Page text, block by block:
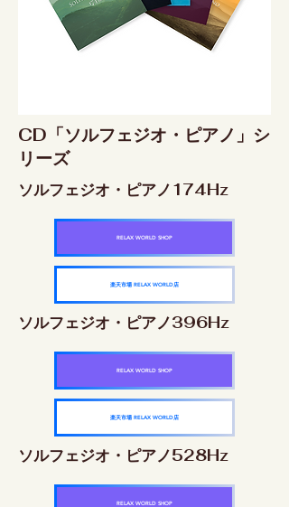
CD「ソルフェジオ・ピアノ」シ
リーズ
ソルフェジオ・ピアノ174Hz
RELAX WORLD SHOP
楽天市場 RELAX WORLD店
ソルフェジオ・ピアノ396Hz
RELAX WORLD SHOP
楽天市場 RELAX WORLD店
ソルフェジオ・ピアノ528Hz
RELAX WORLD SHOP